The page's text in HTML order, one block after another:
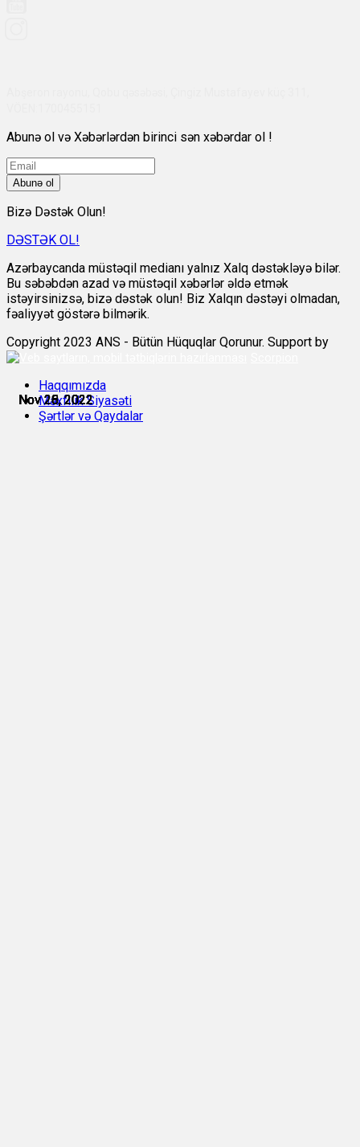
Nov 25, 2022
Nov 26, 2022
Nov 26, 2022
Nov 26, 2022
Nov 28, 2022
Nov 28, 2022
Abunə ol və Xəbərlərdən birinci sən xəbərdar ol !
Abunə ol
Bizə Dəstək Olun!
DƏSTƏK OL!
Azərbaycanda müstəqil medianı yalnız Xalq dəstəkləyə bilər.
Bu səbəbdən azad və müstəqil xəbərlər əldə etmək
istəyirsinizsə, bizə dəstək olun! Biz Xalqın dəstəyi olmadan,
fəaliyyət göstərə bilmərik.
Copyright 2023 ANS - Bütün Hüquqlar Qorunur. Support by
Haqqımızda
Məxfilik Siyasəti
Şərtlər və Qaydalar